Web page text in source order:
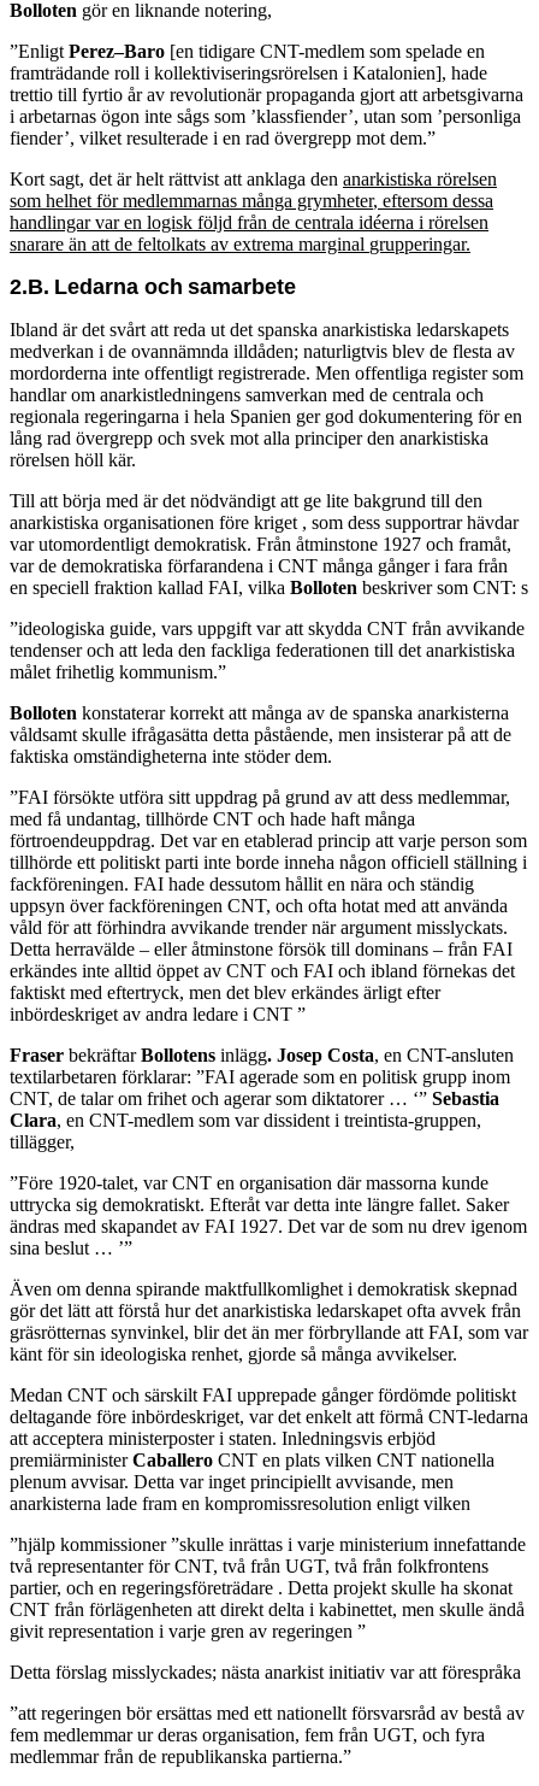
Bolloten gör en liknande notering,
”Enligt Perez–Baro [en tidigare CNT-medlem som spelade en
framträdande roll i kollektiviseringsrörelsen i Katalonien], hade
trettio till fyrtio år av revolutionär propaganda gjort att arbetsgivarna
i arbetarnas ögon inte sågs som ’klassfiender’, utan som ’personliga
fiender’, vilket resulterade i en rad övergrepp mot dem.”
Kort sagt, det är helt rättvist att anklaga den anarkistiska rörelsen
som helhet för medlemmarnas många grymheter, eftersom dessa
handlingar var en logisk följd från de centrala idéerna i rörelsen
snarare än att de feltolkats av extrema marginal grupperingar.
2.B. Ledarna och samarbete
Ibland är det svårt att reda ut det spanska anarkistiska ledarskapets
medverkan i de ovannämnda illdåden; naturligtvis blev de flesta av
mordorderna inte offentligt registrerade. Men offentliga register som
handlar om anarkistledningens samverkan med de centrala och
regionala regeringarna i hela Spanien ger god dokumentering för en
lång rad övergrepp och svek mot alla principer den anarkistiska
rörelsen höll kär.
Till att börja med är det nödvändigt att ge lite bakgrund till den
anarkistiska organisationen före kriget , som dess supportrar hävdar
var utomordentligt demokratisk. Från åtminstone 1927 och framåt,
var de demokratiska förfarandena i CNT många gånger i fara från
en speciell fraktion kallad FAI, vilka Bolloten beskriver som CNT: s
”ideologiska guide, vars uppgift var att skydda CNT från avvikande
tendenser och att leda den fackliga federationen till det anarkistiska
målet frihetlig kommunism.”
Bolloten konstaterar korrekt att många av de spanska anarkisterna
våldsamt skulle ifrågasätta detta påstående, men insisterar på att de
faktiska omständigheterna inte stöder dem.
”FAI försökte utföra sitt uppdrag på grund av att dess medlemmar,
med få undantag, tillhörde CNT och hade haft många
förtroendeuppdrag. Det var en etablerad princip att varje person som
tillhörde ett politiskt parti inte borde inneha någon officiell ställning i
fackföreningen. FAI hade dessutom hållit en nära och ständig
uppsyn över fackföreningen CNT, och ofta hotat med att använda
våld för att förhindra avvikande trender när argument misslyckats.
Detta herravälde – eller åtminstone försök till dominans – från FAI
erkändes inte alltid öppet av CNT och FAI och ibland förnekas det
faktiskt med eftertryck, men det blev erkändes ärligt efter
inbördeskriget av andra ledare i CNT ”
Fraser bekräftarBollotens inlägg. Josep Costa, en CNT-ansluten
textilarbetaren förklarar: ”FAI agerade som en politisk grupp inom
CNT, de talar om frihet och agerar som diktatorer … ‘” Sebastia
Clara, en CNT-medlem som var dissident i treintista-gruppen,
tillägger,
”Före 1920-talet, var CNT en organisation där massorna kunde
uttrycka sig demokratiskt. Efteråt var detta inte längre fallet. Saker
ändras med skapandet av FAI 1927. Det var de som nu drev igenom
sina beslut … ’”
Även om denna spirande maktfullkomlighet i demokratisk skepnad
gör det lätt att förstå hur det anarkistiska ledarskapet ofta avvek från
gräsrötternas synvinkel, blir det än mer förbryllande att FAI, som var
känt för sin ideologiska renhet, gjorde så många avvikelser.
Medan CNT och särskilt FAI upprepade gånger fördömde politiskt
deltagande före inbördeskriget, var det enkelt att förmå CNT-ledarna
att acceptera ministerposter i staten. Inledningsvis erbjöd
premiärministerCaballero CNT en plats vilken CNT nationella
plenum avvisar. Detta var inget principiellt avvisande, men
anarkisterna lade fram en kompromissresolution enligt vilken
”hjälp kommissioner ”skulle inrättas i varje ministerium innefattande
två representanter för CNT, två från UGT, två från folkfrontens
partier, och en regeringsföreträdare . Detta projekt skulle ha skonat
CNT från förlägenheten att direkt delta i kabinettet, men skulle ändå
givit representation i varje gren av regeringen ”
Detta förslag misslyckades; nästa anarkist initiativ var att förespråka
”att regeringen bör ersättas med ett nationellt försvarsråd av bestå av
fem medlemmar ur deras organisation, fem från UGT, och fyra
medlemmar från de republikanska partierna.”